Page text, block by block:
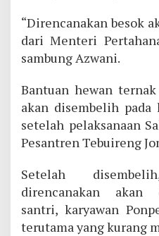
“Direncanakan besok
dari Menteri
sambung Azwani.
Bantuan hewan
akan disembelih
setelah pelaksanaan
Pesantren Tebuireng
Setelah
direncanakan akan
santri, karyawan
terutama yang kurang